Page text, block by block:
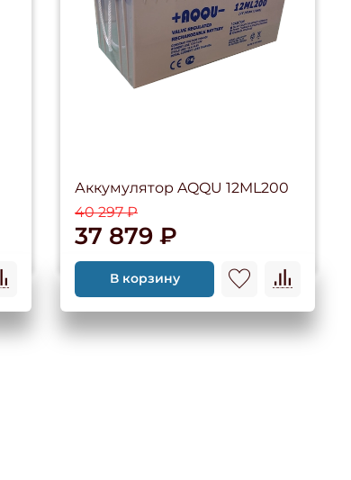
Аккумулятор AQQU 12ML200
40 297 ₽
37 879 ₽
В корзину